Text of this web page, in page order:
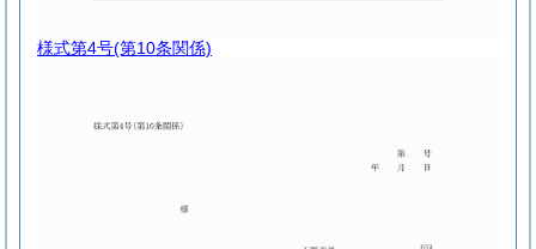
様式第4号(第10条関係)